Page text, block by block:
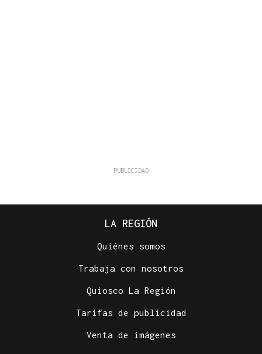
LA REGIÓN
Quiénes somos
Trabaja con nosotros
Quiosco La Región
Tarifas de publicidad
Venta de imágenes